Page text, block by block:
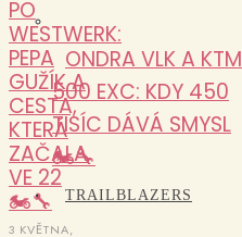
ONDRA VLK A KTM
500 EXC: KDY 450
TISÍC DÁVÁ SMYSL
🏍️🔧
TRAILBLAZERS
PO
WESTWERK:
PEPA
GUŽÍK A
CESTA,
KTERÁ
ZAČALA
VE 22
🏍️🔧
3 KVĚTNA,